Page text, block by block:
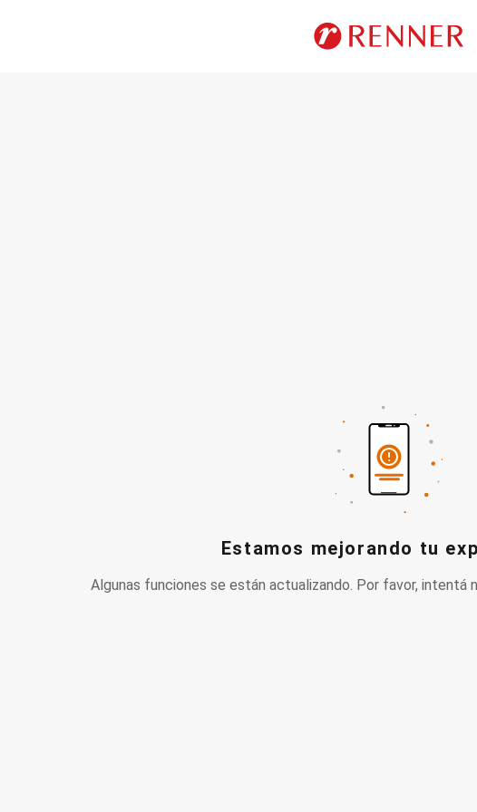
Estamos mejorando tu
Algunas funciones se están actualizando. Por favor, intentá